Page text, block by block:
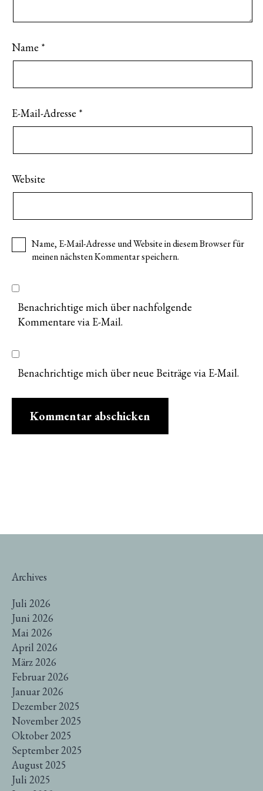
Name *
E-Mail-Adresse *
Website
Name, E-Mail-Adresse und Website in diesem Browser für
meinen nächsten Kommentar speichern.
Benachrichtige mich über nachfolgende
Kommentare via E-Mail.
Benachrichtige mich über neue Beiträge via E-Mail.
Archives
Juli 2026
Juni 2026
Mai 2026
April 2026
März 2026
Februar 2026
Januar 2026
Dezember 2025
November 2025
Oktober 2025
September 2025
August 2025
Juli 2025